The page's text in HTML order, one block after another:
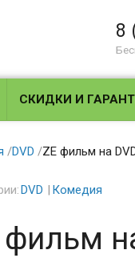
8
СКИДКИ И
/DVD /ZE фильм на
DVD Комедия
фильм